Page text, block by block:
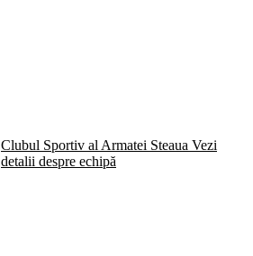
Clubul Sportiv al Armatei Steaua Vezi
detalii despre echipă